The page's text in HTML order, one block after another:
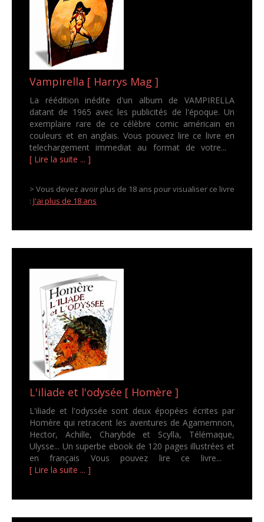
Vampirella [ Harrys Mag ]
La réédition inédite d'un album de VAMPIRELLA
datant de 1965 avec les publicités de l'époque. Un
exemplaire rare de ce célèbre comic américain en
couleurs et en anglais. Vous pouvez lire ce livre en
telechargement immediat au format de votre...
[ Lire la suite ... ]
> Vous devez avoir plus de 18 ans pour visualiser ce livre
: J'ai plus de 18 ans
L'iliade et l'odysée [ Homère ]
L'iliade et l'odyssée sont deux épopées écrites par
Homère qui retracent les aventures de Agamemnon,
Hector, Achille, Charybde et Scylla, Télémaque,
Ulysse... Un superbe ebook de 120 pages illustrées et
en français Vous pouvez lire ce livre...
[ Lire la suite ... ]